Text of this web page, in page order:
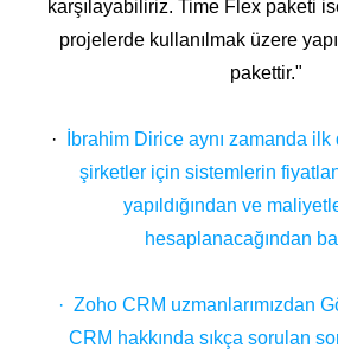
karşılayabiliriz. Time Flex paketi
projelerde kullanılmak üzere
pakettir."
·
İbrahim Dirice aynı zamanda
şirketler için sistemlerin
yapıldığından ve
hesaplanacağından
· Zoho CRM uzmanlarımızdan
CRM hakkında sıkça sorulan